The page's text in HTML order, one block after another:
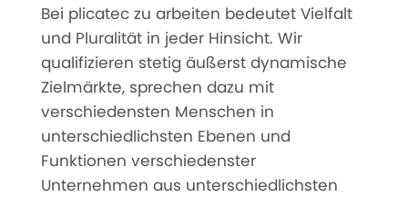
Bei plicatec zu arbeiten bedeutet Vielfalt
und Pluralität in jeder Hinsicht. Wir
qualifizieren stetig äußerst dynamische
Zielmärkte, sprechen dazu mit
verschiedensten Menschen in
unterschiedlichsten Ebenen und
Funktionen verschiedenster
Unternehmen aus unterschiedlichsten